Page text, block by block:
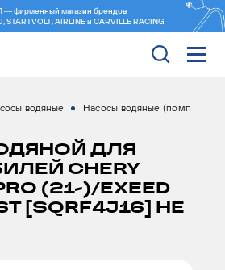
фирменный магазин брендов
STARTVOLT, AIRLINE и CARVILLE RACING
водяные
Насосы водяные (помп
ДЛЯ
CHERY
(21-)/EXEED
[SQRF4J16] НЕ